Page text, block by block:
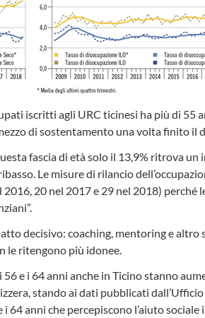
iscritti agli URC ticinesi ha più di 55
di sostentamento una volta finito il
fascia di età solo il 13,9% ritrova un
Le misure di rilancio
20 nel 2017 e 29 nel 2018) perché
decisivo: coaching, mentoring e altro
le ritengono più idonee.
56 e i 64 anni anche in Ticino stanno
stando ai dati pubblicati
64 anni che percepiscono l’aiuto sociale